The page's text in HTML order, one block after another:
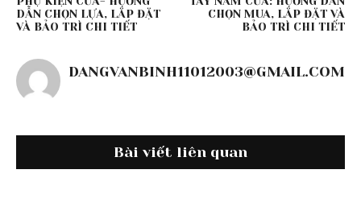
DẪN CHỌN LỰA, LẮP ĐẶT
VÀ BẢO TRÌ CHI TIẾT
CHỌN MUA, LẮP ĐẶT VÀ
BẢO TRÌ CHI TIẾT
DANGVANBINH11012003@GMAIL.COM
Bài viết liên quan